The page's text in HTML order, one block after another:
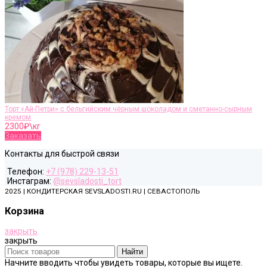
Торт «Ай-Петри» с бельгийским чёрным шоколадом и сметанно-сырным
кремом
2300₽\кг
Заказать
Контакты для быстрой связи
Телефон: +7 (978) 229-13-51
Инстаграм: @sevsladosti_tort
2025 | КОНДИТЕРСКАЯ SEVSLADOSTI.RU | СЕВАСТОПОЛЬ
Корзина
закрыть
закрыть
Найти
Начните вводить чтобы увидеть товары, которые вы ищете.